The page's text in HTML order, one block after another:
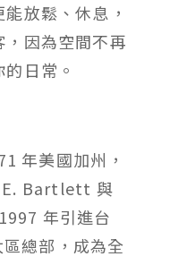
放鬆、休息，
因為空間不再
日常。
年美國加州，
E. Bartlett 與
年引進台
總部，成為全